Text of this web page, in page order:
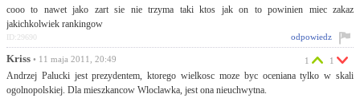
cooo to nawet jako zart sie nie trzyma taki ktos jak on to powinien miec zakaz
jakichkolwiek rankingow
odpowiedz
ID:29690
Kriss • 11 maja 2011, 20:49
Andrzej Palucki jest prezydentem, ktorego wielkosc moze byc oceniana tylko w skali
ogolnopolskiej. Dla mieszkancow Wloclawka, jest ona nieuchwytna.
1 1